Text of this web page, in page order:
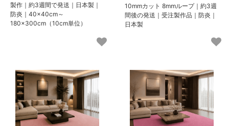
製作｜約3週間で発送｜日本製｜
防炎｜40×40cm～
180×300cm（10cm単位）
10mmカット 8mmループ｜約3週
間後の発送｜受注製作品｜防炎｜
日本製